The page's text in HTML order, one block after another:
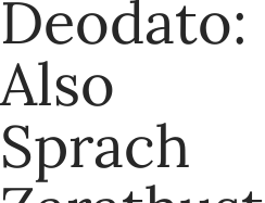
Deodato:
Also
Sprach